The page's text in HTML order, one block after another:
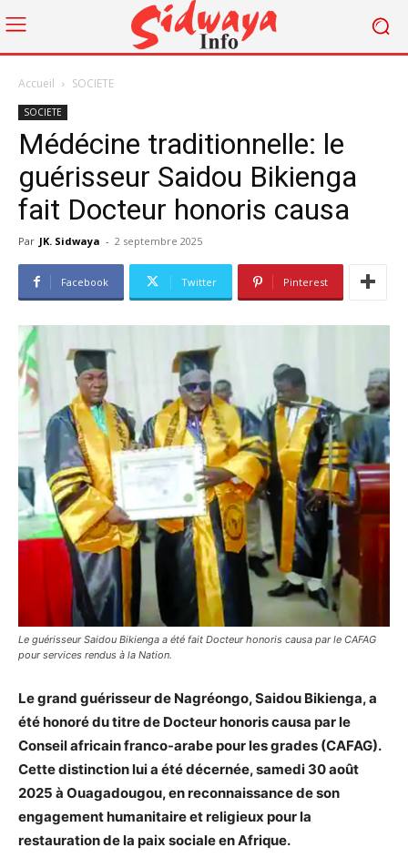
Accueil SOCIETE
SOCIETE
Médécine traditionnelle: le
guérisseur Saidou Bikienga
fait Docteur honoris causa
Par JK. Sidwaya - 2 septembre 2025
Facebook Twitter Pinterest
Le guérisseur Saidou Bikienga a été fait Docteur honoris causa par le CAFAG
pour services rendus à la Nation.
Le grand guérisseur de Nagréongo, Saidou Bikienga, a
été honoré du titre de Docteur honoris causa par le
Conseil africain franco-arabe pour les grades (CAFAG).
Cette distinction lui a été décernée, samedi 30 août
2025 à Ouagadougou, en reconnaissance de son
engagement humanitaire et religieux pour la
restauration de la paix sociale en Afrique.